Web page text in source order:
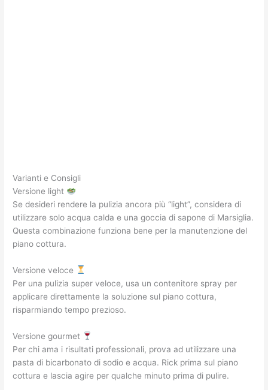
Varianti e Consigli
Versione light
Se desideri rendere la pulizia ancora più “light”, considera di
utilizzare solo acqua calda e una goccia di sapone di Marsiglia.
Questa combinazione funziona bene per la manutenzione del
piano cottura.
Versione veloce
Per una pulizia super veloce, usa un contenitore spray per
applicare direttamente la soluzione sul piano cottura,
risparmiando tempo prezioso.
Versione gourmet
Per chi ama i risultati professionali, prova ad utilizzare una
pasta di bicarbonato di sodio e acqua. Rick prima sul piano
cottura e lascia agire per qualche minuto prima di pulire.